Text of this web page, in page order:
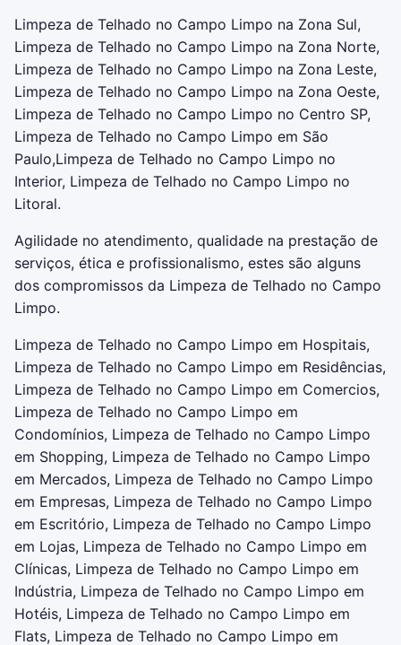
Limpeza de Telhado no Campo Limpo na Zona Sul,
Limpeza de Telhado no Campo Limpo na Zona Norte,
Limpeza de Telhado no Campo Limpo na Zona Leste,
Limpeza de Telhado no Campo Limpo na Zona Oeste,
Limpeza de Telhado no Campo Limpo no Centro SP,
Limpeza de Telhado no Campo Limpo em São
Paulo,Limpeza de Telhado no Campo Limpo no
Interior, Limpeza de Telhado no Campo Limpo no
Litoral.
Agilidade no atendimento, qualidade na prestação de
serviços, ética e profissionalismo, estes são alguns
dos compromissos da Limpeza de Telhado no Campo
Limpo.
Limpeza de Telhado no Campo Limpo em Hospitais,
Limpeza de Telhado no Campo Limpo em Residências,
Limpeza de Telhado no Campo Limpo em Comercios,
Limpeza de Telhado no Campo Limpo em
Condomínios, Limpeza de Telhado no Campo Limpo
em Shopping, Limpeza de Telhado no Campo Limpo
em Mercados, Limpeza de Telhado no Campo Limpo
em Empresas, Limpeza de Telhado no Campo Limpo
em Escritório, Limpeza de Telhado no Campo Limpo
em Lojas, Limpeza de Telhado no Campo Limpo em
Clínicas, Limpeza de Telhado no Campo Limpo em
Indústria, Limpeza de Telhado no Campo Limpo em
Hotéis, Limpeza de Telhado no Campo Limpo em
Flats, Limpeza de Telhado no Campo Limpo em